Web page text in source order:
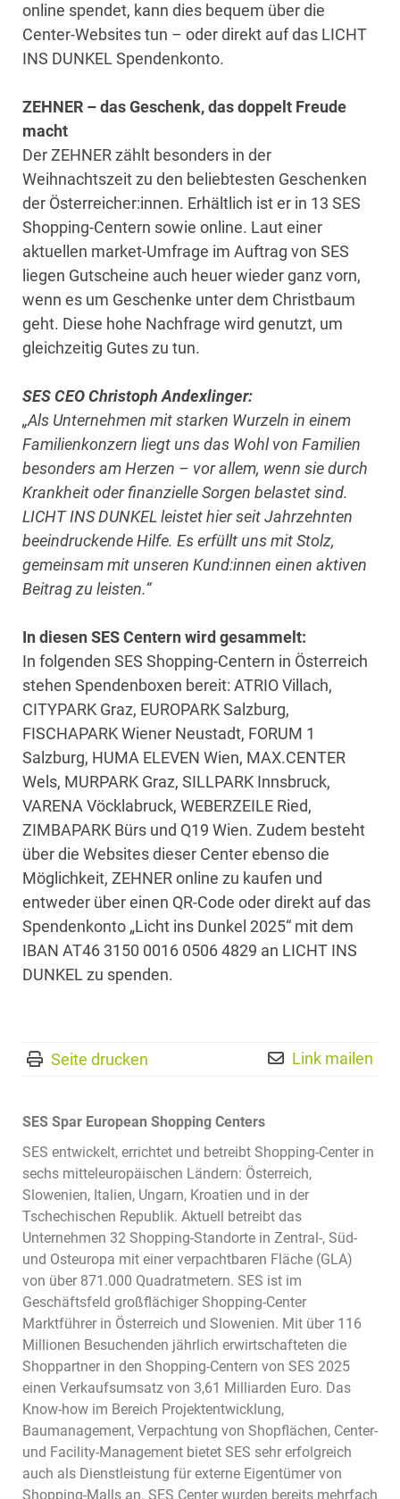
online spendet, kann dies bequem über die
Center-Websites tun – oder direkt auf das LICHT
INS DUNKEL Spendenkonto.
ZEHNER – das Geschenk, das doppelt Freude
macht
Der ZEHNER zählt besonders in der
Weihnachtszeit zu den beliebtesten Geschenken
der Österreicher:innen. Erhältlich ist er in 13 SES
Shopping-Centern sowie online. Laut einer
aktuellen market-Umfrage im Auftrag von SES
liegen Gutscheine auch heuer wieder ganz vorn,
wenn es um Geschenke unter dem Christbaum
geht. Diese hohe Nachfrage wird genutzt, um
gleichzeitig Gutes zu tun.
SES CEO Christoph Andexlinger:
„Als Unternehmen mit starken Wurzeln in einem
Familienkonzern liegt uns das Wohl von Familien
besonders am Herzen – vor allem, wenn sie durch
Krankheit oder finanzielle Sorgen belastet sind.
LICHT INS DUNKEL leistet hier seit Jahrzehnten
beeindruckende Hilfe. Es erfüllt uns mit Stolz,
gemeinsam mit unseren Kund:innen einen aktiven
Beitrag zu leisten.“
In diesen SES Centern wird gesammelt:
In folgenden SES Shopping-Centern in Österreich
stehen Spendenboxen bereit: ATRIO Villach,
CITYPARK Graz, EUROPARK Salzburg,
FISCHAPARK Wiener Neustadt, FORUM 1
Salzburg, HUMA ELEVEN Wien, MAX.CENTER
Wels, MURPARK Graz, SILLPARK Innsbruck,
VARENA Vöcklabruck, WEBERZEILE Ried,
ZIMBAPARK Bürs und Q19 Wien. Zudem besteht
über die Websites dieser Center ebenso die
Möglichkeit, ZEHNER online zu kaufen und
entweder über einen QR-Code oder direkt auf das
Spendenkonto „Licht ins Dunkel 2025“ mit dem
IBAN AT46 3150 0016 0506 4829 an LICHT INS
DUNKEL zu spenden.
Seite drucken Link mailen
SES Spar European Shopping Centers
SES entwickelt, errichtet und betreibt Shopping-Center in
sechs mitteleuropäischen Ländern: Österreich,
Slowenien, Italien, Ungarn, Kroatien und in der
Tschechischen Republik. Aktuell betreibt das
Unternehmen 32 Shopping-Standorte in Zentral-, Süd-
und Osteuropa mit einer verpachtbaren Fläche (GLA)
von über 871.000 Quadratmetern. SES ist im
Geschäftsfeld großflächiger Shopping-Center
Marktführer in Österreich und Slowenien. Mit über 116
Millionen Besuchenden jährlich erwirtschafteten die
Shoppartner in den Shopping-Centern von SES 2025
einen Verkaufsumsatz von 3,61 Milliarden Euro. Das
Know-how im Bereich Projektentwicklung,
Baumanagement, Verpachtung von Shopflächen, Center-
und Facility-Management bietet SES sehr erfolgreich
auch als Dienstleistung für externe Eigentümer von
Shopping-Malls an. SES Center wurden bereits mehrfach